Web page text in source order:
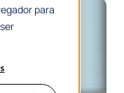
para